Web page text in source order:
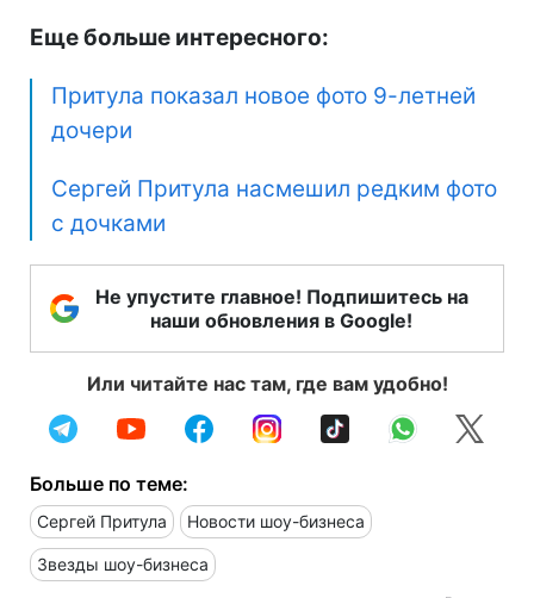
Еще больше интересного:
Притула показал новое фото 9-летней
дочери
Сергей Притула насмешил редким фото
с дочками
Не упустите главное! Подпишитесь на
наши обновления в Google!
Или читайте нас там, где вам удобно!
Больше по теме:
Сергей Притула Новости шоу-бизнеса
Звезды шоу-бизнеса